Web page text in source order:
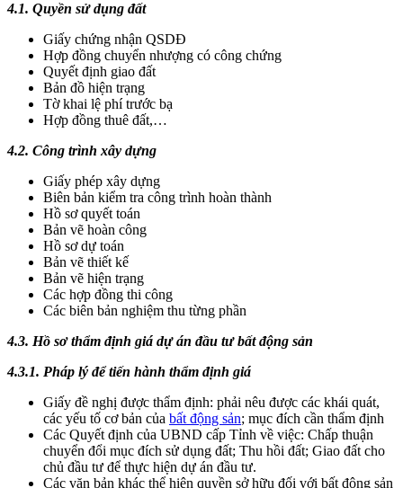
4.1. Quyền sử dụng đất
Giấy chứng nhận QSDĐ
Hợp đồng chuyển nhượng có công chứng
Quyết định giao đất
Bản đồ hiện trạng
Tờ khai lệ phí trước bạ
Hợp đồng thuê đất,…
4.2. Công trình xây dựng
Giấy phép xây dựng
Biên bản kiểm tra công trình hoàn thành
Hồ sơ quyết toán
Bản vẽ hoàn công
Hồ sơ dự toán
Bản vẽ thiết kế
Bản vẽ hiện trạng
Các hợp đồng thi công
Các biên bản nghiệm thu từng phần
4.3. Hồ sơ thẩm định giá dự án đầu tư bất động sản
4.3.1. Pháp lý để tiến hành thẩm định giá
Giấy đề nghị được thẩm định: phải nêu được các khái quát,
các yếu tố cơ bản của bất động sản; mục đích cần thẩm định
Các Quyết định của UBND cấp Tỉnh về việc: Chấp thuận
chuyển đổi mục đích sử dụng đất; Thu hồi đất; Giao đất cho
chủ đầu tư để thực hiện dự án đầu tư.
Các văn bản khác thể hiện quyền sở hữu đối với bất động sản